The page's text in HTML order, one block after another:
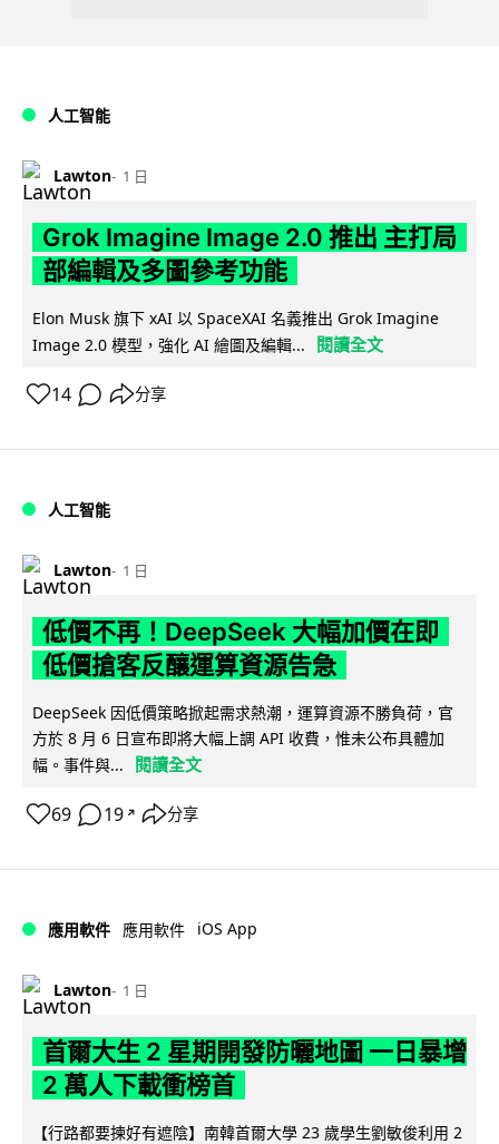
人工智能
Lawton 1 日
Grok Imagine Image 2.0 推出 主打局
部編輯及多圖參考功能
Elon Musk 旗下 xAI 以 SpaceXAI 名義推出 Grok Imagine
Image 2.0 模型，強化 AI 繪圖及編輯...
閱讀全文
14 分享
人工智能
Lawton 1 日
低價不再！DeepSeek 大幅加價在即
低價搶客反釀運算資源告急
DeepSeek 因低價策略掀起需求熱潮，運算資源不勝負荷，官
方於 8 月 6 日宣布即將大幅上調 API 收費，惟未公布具體加
幅。事件與...
閱讀全文
69 19 ↗ 分享
應用軟件 應用軟件 iOS App
Lawton 1 日
首爾大生 2 星期開發防曬地圖 一日暴增
2 萬人下載衝榜首
【行路都要揀好有遮陰】南韓首爾大學 23 歲學生劉敏俊利用 2